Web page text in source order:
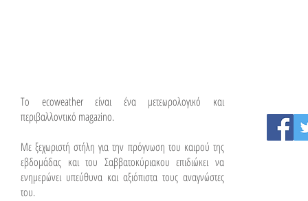
To ecoweather είναι ένα μετεωρολογικό και
περιβαλλοντικό magazino.
Με ξεχωριστή στήλη για την πρόγνωση του καιρού της
εβδομάδας και του Σαββατοκύριακου επιδιώκει να
ενημερώνει υπεύθυνα και αξιόπιστα τους αναγνώστες
του.